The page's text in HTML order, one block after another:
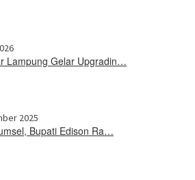
Lampung Gelar Upgradin…
2025
Bupati Edison Ra…